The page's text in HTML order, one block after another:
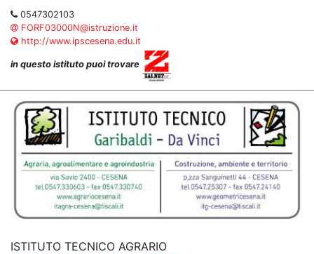
0547302103
FORF03000N@istruzione.it
http://www.ipscesena.edu.it
in questo istituto puoi trovare
ISTITUTO TECNICO AGRARIO